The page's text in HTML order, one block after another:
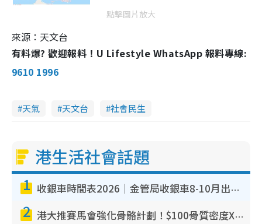
點擊圖片放大
來源：天文台
有料爆? 歡迎報料！U Lifestyle WhatsApp 報料專線:
9610 1996
天氣 天文台 社會民生
港生活社會話題
1 收銀車時間表2026｜金管局收銀車8-10月出沒地點+時間！無須手續費！硬幣免費轉現鈔或增值至八達通
2 港大推賽馬會強化骨骼計劃！$100骨質密度X光檢查 完成免費運動訓練送超市禮券！附參加資格